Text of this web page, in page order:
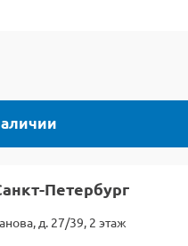
Петербург
д. 27/39, 2 этаж